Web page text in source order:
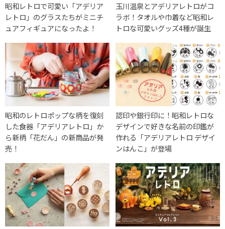
昭和レトロで可愛い「アデリア
レトロ」のグラスたちがミニチ
ュアフィギュアになったよ！
⽟川温泉とアデリアレトロがコ
ラボ！タオルや巾着など昭和レ
トロな可愛いグッズ4種が誕生
昭和のレトロポップな柄を復刻
した食器「アデリアレトロ」か
ら新柄「花だん」の新商品が発
売！
認印や銀行印に！昭和レトロな
デザインで好きな名前の印鑑が
作れる「アデリアレトロ デザイ
ンはんこ」が登場